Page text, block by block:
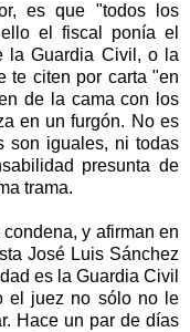
es que "todos los
el fiscal ponía el
la Guardia Civil , o la
te citen por carta "en
de la cama con los
en un furgón. No es
son iguales, ni todas
presunta de
trama.
y afirman en
José Luis Sánchez
es la Guardia Civil
el juez no sólo no le
Hace un par de días